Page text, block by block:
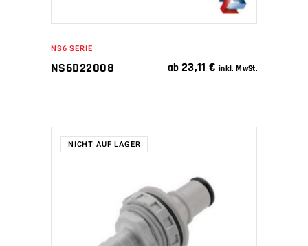
NS6 SERIE
NS6D22008 ab 23,11€ inkl. MwSt.
NICHT AUF LAGER
WEITERLESEN